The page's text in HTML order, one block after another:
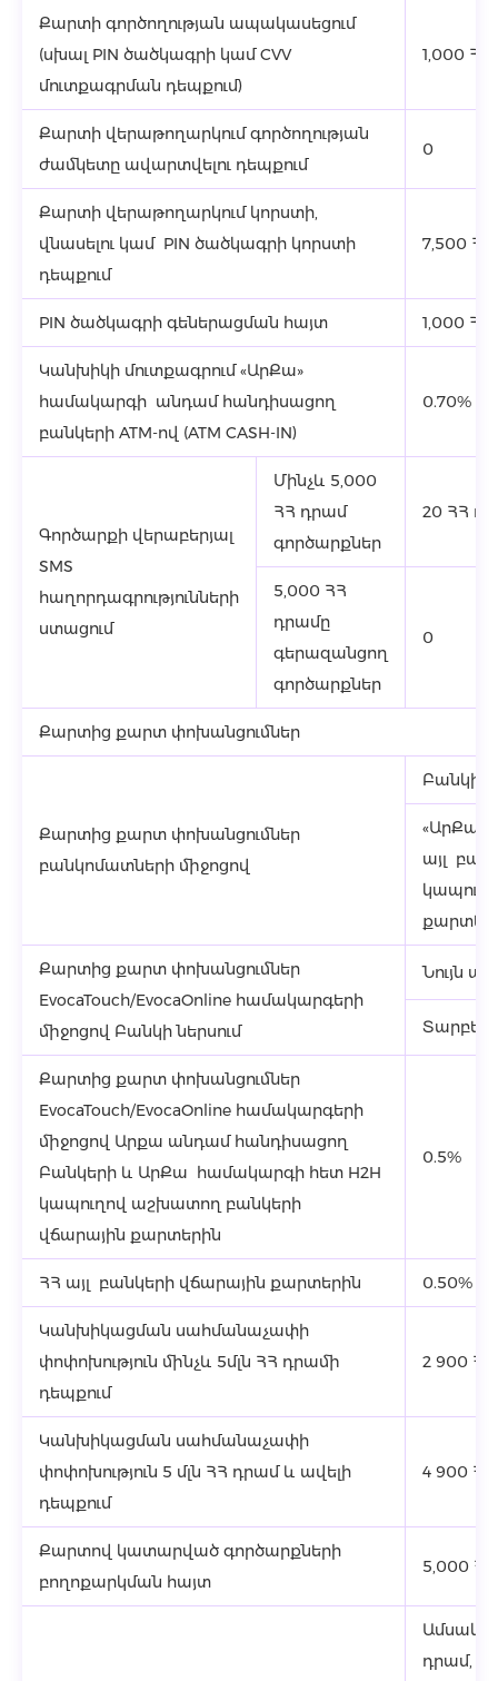
Քարտի գործողության ապակասեցում
(սխալ PIN ծածկագրի կամ CVV
մուտքագրման դեպքում)
1,000
Քարտի վերաթողարկում գործողության
ժամկետը ավարտվելու դեպքում
0
Քարտի վերաթողարկում կորստի,
վնասելու կամ PIN ծածկագրի կորստի
դեպքում
7,500
PIN ծածկագրի գեներացման հայտ 1,000
Կանխիկի մուտքագրում «ԱրՔա»
համակարգի անդամ հանդիսացող
բանկերի ATM-ով (ATM CASH-IN)
0.70%
Գործարքի վերաբերյալ
SMS
հաղորդագրությունների
ստացում
Մինչև 5,000
ՀՀ դրամ
գործարքներ
20 ՀՀ
5,000 ՀՀ
դրամը
գերազանցող
գործարքներ
0
Քարտից քարտ փոխանցումներ
Քարտից քարտ փոխանցումներ
բանկոմատների միջոցով
Բանկի
«ԱրՔա»
այլ
Քարտից քարտ փոխանցումներ
EvocaTouch/EvocaOnline համակարգերի
միջոցով Բանկի ներսում
Նույն
Տարբեր
Քարտից քարտ փոխանցումներ
EvocaTouch/EvocaOnline համակարգերի
միջոցով Արքա անդամ հանդիսացող
Բանկերի և ԱրՔա համակարգի հետ H2H
կապուղով աշխատող բանկերի
վճարային քարտերին
0.5%
ՀՀ այլ բանկերի վճարային քարտերին 0.50%
Կանխիկացման սահմանաչափի
փոփոխություն մինչև 5մլն ՀՀ դրամի
դեպքում
2 900
Կանխիկացման սահմանաչափի
փոփոխություն 5 մլն ՀՀ դրամ և ավելի
դեպքում
4 900
Քարտով կատարված գործարքների
բողոքարկման հայտ
5,000
դրամ,